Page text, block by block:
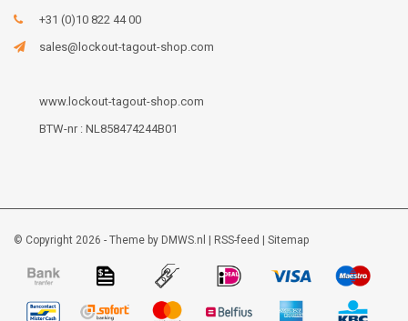
+31 (0)10 822 44 00
sales@lockout-tagout-shop.com
www.lockout-tagout-shop.com
BTW-nr : NL858474244B01
© Copyright 2026 - Theme by DMWS.nl RSS-feed Sitemap